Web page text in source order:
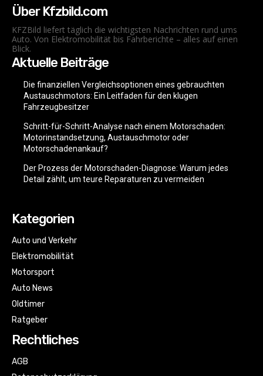
Über Kfzbild.com
KFZBild liefert täglich die wichtigsten Nachrichten rund ums
Auto. Von Elektromobilität bis Fahrberichte – alles auf einen
Blick.
Aktuelle Beiträge
Die finanziellen Vergleichsoptionen eines gebrauchten
Austauschmotors: Ein Leitfaden für den klugen
Fahrzeugbesitzer
Schritt-für-Schritt-Analyse nach einem Motorschaden:
Motorinstandsetzung, Austauschmotor oder
Motorschadenankauf?
Der Prozess der Motorschaden-Diagnose: Warum jedes
Detail zählt, um teure Reparaturen zu vermeiden
Kategorien
Auto und Verkehr
Elektromobilität
Motorsport
Auto News
Oldtimer
Ratgeber
Rechtliches
AGB